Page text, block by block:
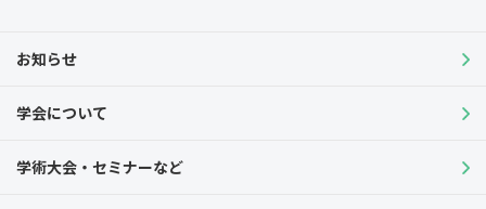
お知らせ
学会について
学術大会・セミナーなど